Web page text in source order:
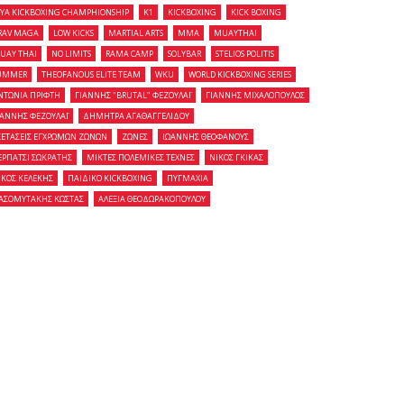
KICKBOXING CHAMPHIONSHIP
K1 KICKBOXING
KICK BOXING
MAGA
LOW KICKS MARTIAL ARTS MMA
MUAYTHAI
THAI
NO LIMITS RAMA CAMP SOLYBAR
STELIOS POLITIS
THEOFANOUS ELITE TEAM WKU
WORLD KICKBOXING SERIES
ΠΡΙΦΤΗ
ΓΙΑΝΝΗΣ "BRUTAL" ΦΕΖΟΥΛΑΪ
ΓΙΑΝΝΗΣ ΜΙΧΑΛΟΠΟΥΛΟΣ
ΦΕΖΟΥΛΑΪ
ΔΗΜΗΤΡΑ ΑΓΑΘΑΓΓΕΛΙΔΟΥ
ΕΓΧΡΩΜΩΝ ΖΩΝΩΝ
ΖΩΝΕΣ
ΙΩΑΝΝΗΣ ΘΕΟΦΑΝΟΥΣ
ΣΩΚΡΑΤΗΣ
ΜΙΚΤΕΣ ΠΟΛΕΜΙΚΕΣ ΤΕΧΝΕΣ
ΝΙΚΟΣ ΓΚΙΚΑΣ
ΚΕΛΕΚΗΣ
ΠΑΙΔΙΚΟ KICKBOXING
ΠΥΓΜΑΧΙΑ
ΚΩΣΤΑΣ
ΑΛΕΞΙΑ ΘΕΟΔΩΡΑΚΟΠΟΥΛΟΥ